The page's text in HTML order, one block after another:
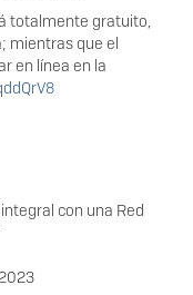
totalmente gratuito,
mientras que el
en línea en la
con una Red